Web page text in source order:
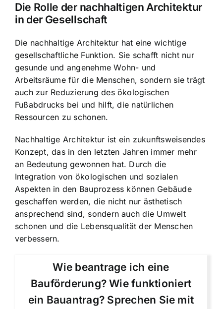
Die Rolle der nachhaltigen Architektur
in der Gesellschaft
Die nachhaltige Architektur hat eine wichtige
gesellschaftliche Funktion. Sie schafft nicht nur
gesunde und angenehme Wohn- und
Arbeitsräume für die Menschen, sondern sie trägt
auch zur Reduzierung des ökologischen
Fußabdrucks bei und hilft, die natürlichen
Ressourcen zu schonen.
Nachhaltige Architektur ist ein zukunftsweisendes
Konzept, das in den letzten Jahren immer mehr
an Bedeutung gewonnen hat. Durch die
Integration von ökologischen und sozialen
Aspekten in den Bauprozess können Gebäude
geschaffen werden, die nicht nur ästhetisch
ansprechend sind, sondern auch die Umwelt
schonen und die Lebensqualität der Menschen
verbessern.
Wie beantrage ich eine
Bauförderung? Wie funktioniert
ein Bauantrag? Sprechen Sie mit